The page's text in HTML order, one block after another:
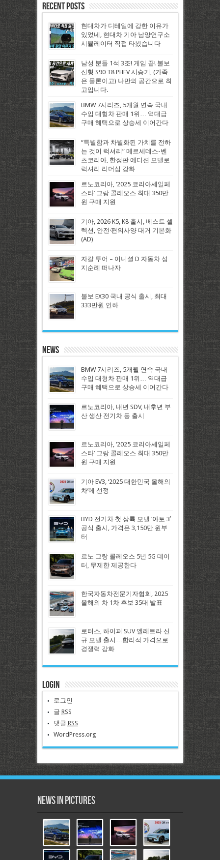
Recent Posts
현대차가 디테일에 강한 이유가
있었네, 현대차 기아 남양연구소
시뮬레이터 직접 타봤습니다
남성 분들 1석 3조! 게임 끝! 볼보
신형 S90 T8 PHEV 시승기, (가족
은 물론이고) 나만의 공간으로 최
고입니다.
BMW 7시리즈, 5개월 연속 국내
수입 대형차 판매 1위… 역대급
구매 혜택으로 상승세 이어간다
“특별함과 차별화된 가치를 전하
는 것이 럭셔리” 메르세데스-벤
츠코리아, 한정판 에디션 모델로
럭셔리 리더십 강화
르노코리아, ‘2025 코리아세일페
스타’ 그랑 콜레오스 최대 350만
원 구매 지원
기아, 2026 K5, K8 출시, 베스트 셀
렉션, 안전·편의사양 대거 기본화
(AD)
자칼 투어 – 이니셜 D 자동차 성
지순례 떠나자
볼보 EX30 국내 공식 출시, 최대
333만원 인하
News
BMW 7시리즈, 5개월 연속 국내
수입 대형차 판매 1위… 역대급
구매 혜택으로 상승세 이어간다
르노코리아, 내년 SDV, 내후년 부
산 생산 전기차 등 출시
르노코리아, ‘2025 코리아세일페
스타’ 그랑 콜레오스 최대 350만
원 구매 지원
기아 EV3, ‘2025 대한민국 올해의
차’에 선정
BYD 전기차 첫 상륙 모델 ‘아토 3′
공식 출시, 가격은 3,150만 원부
터
르노 그랑 콜레오스 5년 5G 데이
터, 무제한 제공한다
한국자동차전문기자협회, 2025
올해의 차 1차 후보 35대 발표
로터스, 하이퍼 SUV 엘레트라 신
규 모델 출시…합리적 가격으로
경쟁력 강화
Login
로그인
글 RSS
댓글 RSS
WordPress.org
News in Pictures